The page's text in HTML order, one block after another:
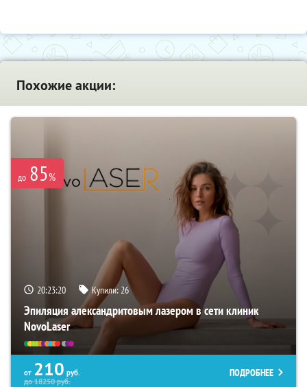
Похожие акции:
до 85%
20:23:20 Купили:26
Эпиляция александритовым лазером в сети клиник
NovoLaser
от 210 руб.
до18250руб.
ПОДРОБНЕЕ